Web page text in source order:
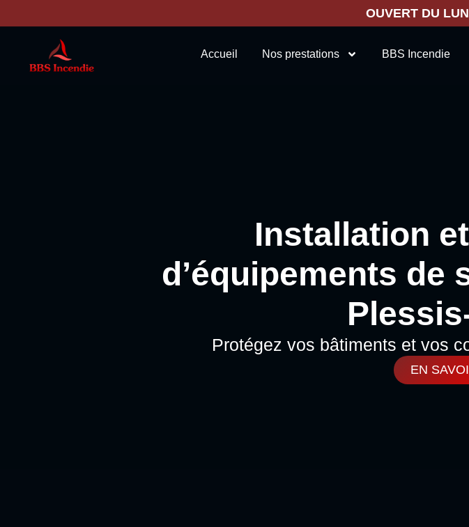
OUVERT DU
Accueil Nos prestations BBS Incendie
Installation
d’équipements de
Protégez vos bâtiments et vos
EN